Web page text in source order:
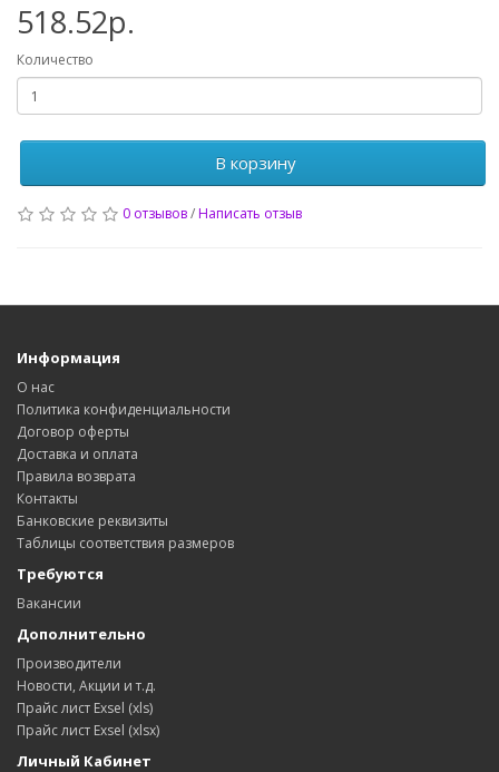
518.52р.
Количество
В корзину
0 отзывов/Написать отзыв
Информация
О нас
Политика конфиденциальности
Договор оферты
Доставка и оплата
Правила возврата
Контакты
Банковские реквизиты
Таблицы соответствия размеров
Требуются
Вакансии
Дополнительно
Производители
Новости, Акции и т.д.
Прайс лист Exsel (xls)
Прайс лист Exsel (xlsx)
Личный Кабинет